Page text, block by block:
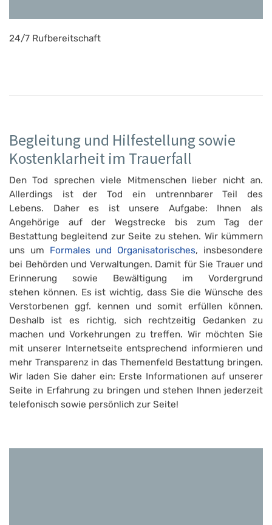
24/7 Rufbereitschaft
Begleitung und Hilfestellung sowie
Kostenklarheit im Trauerfall
Den Tod sprechen viele Mitmenschen lieber nicht an.
Allerdings ist der Tod ein untrennbarer Teil des
Lebens. Daher es ist unsere Aufgabe: Ihnen als
Angehörige auf der Wegstrecke bis zum Tag der
Bestattung begleitend zur Seite zu stehen. Wir kümmern
uns um Formales und Organisatorisches, insbesondere
bei Behörden und Verwaltungen. Damit für Sie Trauer und
Erinnerung sowie Bewältigung im Vordergrund
stehen können. Es ist wichtig, dass Sie die Wünsche des
Verstorbenen ggf. kennen und somit erfüllen können.
Deshalb ist es richtig, sich rechtzeitig Gedanken zu
machen und Vorkehrungen zu treffen. Wir möchten Sie
mit unserer Internetseite entsprechend informieren und
mehr Transparenz in das Themenfeld Bestattung bringen.
Wir laden Sie daher ein: Erste Informationen auf unserer
Seite in Erfahrung zu bringen und stehen Ihnen jederzeit
telefonisch sowie persönlich zur Seite!